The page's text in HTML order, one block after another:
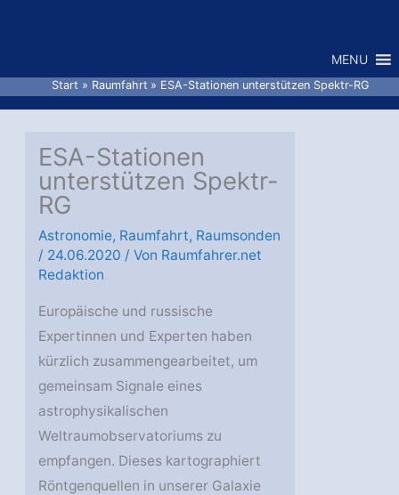
MENU
Start Raumfahrt ESA-Stationen unterstützen Spektr-RG
ESA-Stationen
unterstützen Spektr-
RG
Astronomie, Raumfahrt, Raumsonden
/ 24.06.2020 / Von Raumfahrer.net
Redaktion
Europäische und russische
Expertinnen und Experten haben
kürzlich zusammengearbeitet, um
gemeinsam Signale eines
astrophysikalischen
Weltraumobservatoriums zu
empfangen. Dieses kartographiert
Röntgenquellen in unserer Galaxie